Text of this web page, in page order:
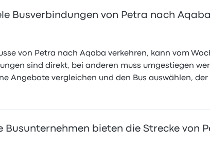
Busverbindungen von Petra nach
von Petra nach Aqaba verkehren, kann vom
sind direkt, bei anderen muss umgestiegen
Angebote vergleichen und den Bus auswählen,
Busunternehmen bieten die Strecke von